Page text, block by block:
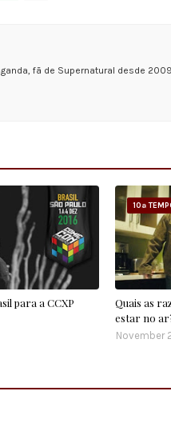
fã de Supernatural desde
para a CCXP
10ª
Quais as
estar no
November